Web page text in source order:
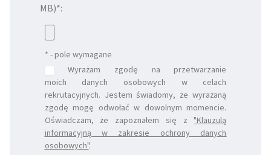
MB)*:
* - pole wymagane
Wyrażam zgodę na przetwarzanie
moich danych osobowych w celach
rekrutacyjnych. Jestem świadomy, że wyrażaną
zgodę mogę odwołać w dowolnym momencie.
Oświadczam, że zapoznałem się z "Klauzulą
informacyjną w zakresie ochrony danych
osobowych".